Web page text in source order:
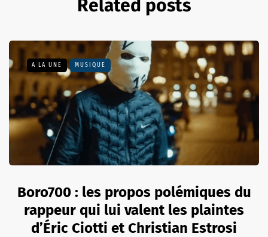
Related posts
A LA UNE MUSIQUE
Boro700 : les propos polémiques du
rappeur qui lui valent les plaintes
d’Éric Ciotti et Christian Estrosi